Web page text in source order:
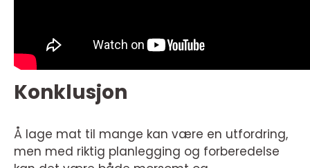
Konklusjon
Å lage mat til mange kan være en utfordring,
men med riktig planlegging og forberedelse